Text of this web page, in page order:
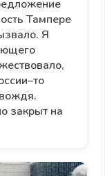
Тампере
Я
закрыт на